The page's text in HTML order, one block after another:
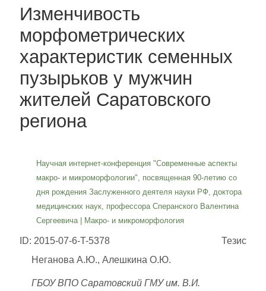
Изменчивость
морфометрических
характеристик семенных
пузырьков у мужчин
жителей Саратовского
региона
Научная интернет-конференция "Современные аспекты
макро- и микроморфологии", посвященная 90-летию со
дня рождения Заслуженного деятеля науки РФ, доктора
медицинских наук, профессора Сперанского Валентина
Сергеевича| Макро- и микроморфология
ID: 2015-07-6-T-5378
Тезис
Неганова А.Ю., Алешкина О.Ю.
ГБОУ ВПО Саратовский ГМУ им. В.И.